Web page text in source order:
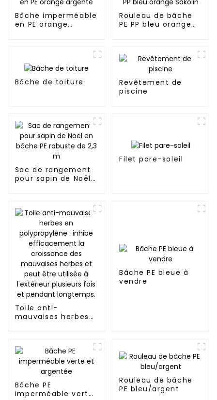
Bâche imperméable
en PE orange
Rouleau de bâche
PE PP bleu orange
Bâche de toiture
Revêtement de
piscine
Sac de rangement
pour sapin de Noël
Filet pare-soleil
Toile anti-
mauvaises herbes
croissance des
mauvaises herbes
et peut être utilisée
à l'extérieur
plusieurs fois et
pendant longtemps.
Bâche PE bleue à
vendre
Bâche PE
imperméable verte
Rouleau de bâche
PE bleu/argent